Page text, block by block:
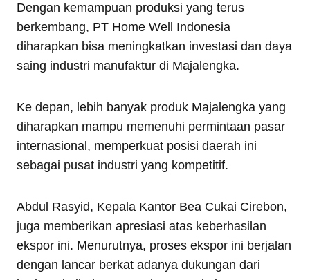
Dengan kemampuan produksi yang terus
berkembang, PT Home Well Indonesia
diharapkan bisa meningkatkan investasi dan daya
saing industri manufaktur di Majalengka.
Ke depan, lebih banyak produk Majalengka yang
diharapkan mampu memenuhi permintaan pasar
internasional, memperkuat posisi daerah ini
sebagai pusat industri yang kompetitif.
Abdul Rasyid, Kepala Kantor Bea Cukai Cirebon,
juga memberikan apresiasi atas keberhasilan
ekspor ini. Menurutnya, proses ekspor ini berjalan
dengan lancar berkat adanya dukungan dari